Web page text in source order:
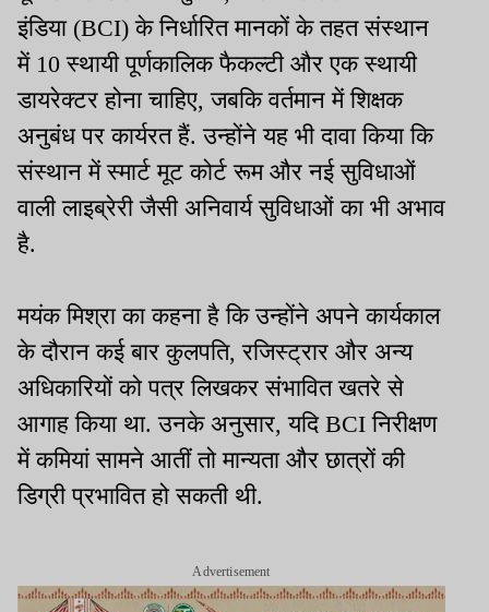
इंडिया (BCI) के निर्धारित मानकों के तहत संस्थान
में 10 स्थायी पूर्णकालिक फैकल्टी और एक स्थायी
डायरेक्टर होना चाहिए, जबकि वर्तमान में शिक्षक
अनुबंध पर कार्यरत हैं. उन्होंने यह भी दावा किया कि
संस्थान में स्मार्ट मूट कोर्ट रूम और नई सुविधाओं
वाली लाइब्रेरी जैसी अनिवार्य सुविधाओं का भी अभाव
है.
मयंक मिश्रा का कहना है कि उन्होंने अपने कार्यकाल
के दौरान कई बार कुलपति, रजिस्ट्रार और अन्य
अधिकारियों को पत्र लिखकर संभावित खतरे से
आगाह किया था. उनके अनुसार, यदि BCI निरीक्षण
में कमियां सामने आतीं तो मान्यता और छात्रों की
डिग्री प्रभावित हो सकती थी.
Advertisement